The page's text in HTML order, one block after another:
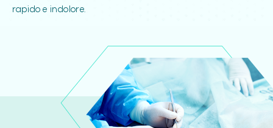
rapido e indolore.